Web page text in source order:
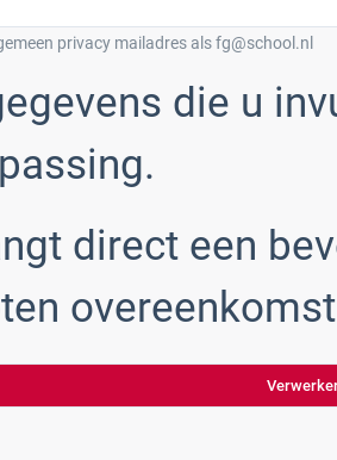
privacy mailadres als fg@school.nl
die u
direct een